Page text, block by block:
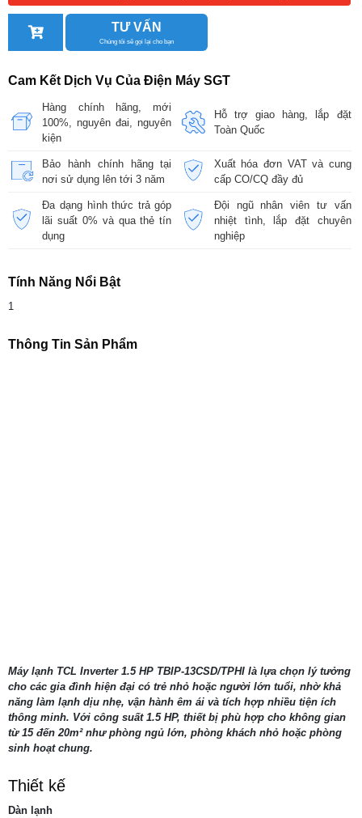
TƯ VẤN
Chúng tôi sẽ gọi lại cho bạn
Cam Kết Dịch Vụ Của Điện Máy SGT
Hàng chính hãng, mới
100%, nguyên đai, nguyên
kiện
Hỗ trợ giao hàng, lắp đặt
Toàn Quốc
Bảo hành chính hãng tại
nơi sử dụng lên tới 3 năm
Xuất hóa đơn VAT và cung
cấp CO/CQ đầy đủ
Đa dạng hình thức trả góp
lãi suất 0% và qua thẻ tín
dụng
Đội ngũ nhân viên tư vấn
nhiệt tình, lắp đặt chuyên
nghiệp
Tính Năng Nổi Bật
1
Thông Tin Sản Phẩm
Máy lạnh TCL Inverter 1.5 HP TBIP-13CSD/TPHI là lựa chọn lý tưởng
cho các gia đình hiện đại có trẻ nhỏ hoặc người lớn tuổi, nhờ khả
năng làm lạnh dịu nhẹ, vận hành êm ái và tích hợp nhiều tiện ích
thông minh. Với công suất 1.5 HP, thiết bị phù hợp cho không gian
từ 15 đến 20m² như phòng ngủ lớn, phòng khách nhỏ hoặc phòng
sinh hoạt chung.
Thiết kế
Dàn lạnh